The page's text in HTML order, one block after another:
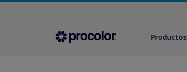
Productos